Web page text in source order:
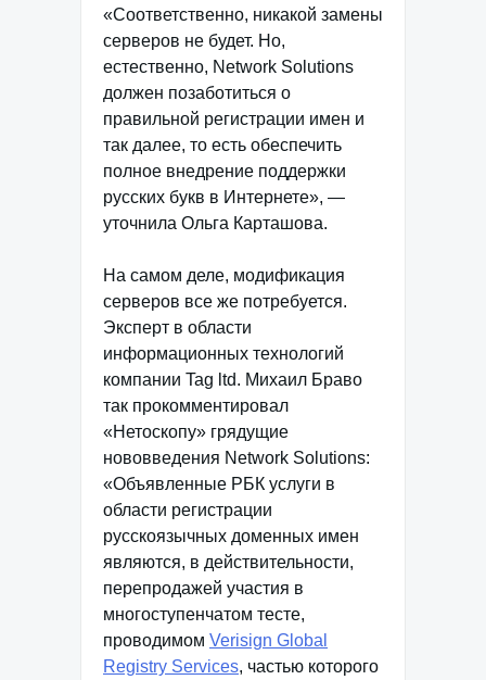
«Соответственно, никакой замены
серверов не будет. Но,
естественно, Network Solutions
должен позаботиться о
правильной регистрации имен и
так далее, то есть обеспечить
полное внедрение поддержки
русских букв в Интернете», —
уточнила Ольга Карташова.
На самом деле, модификация
серверов все же потребуется.
Эксперт в области
информационных технологий
компании Tag ltd. Михаил Браво
так прокомментировал
«Нетоскопу» грядущие
нововведения Network Solutions:
«Объявленные РБК услуги в
области регистрации
русскоязычных доменных имен
являются, в действительности,
перепродажей участия в
многоступенчатом тесте,
проводимом Verisign Global
Registry Services, частью которого